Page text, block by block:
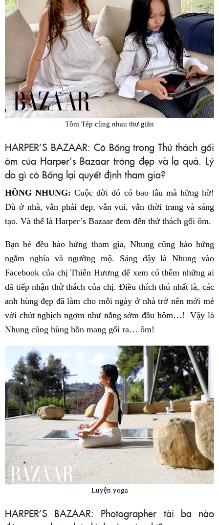
Tôm Tép cùng nhau thư giãn
HARPER’S BAZAAR: Cô Bống trong Thử thách gối
ôm của Harper’s Bazaar trông đẹp và lạ quá. Lý
do gì cô Bống lại quyết định tham gia?
HỒNG NHUNG:Cuộc đời đó có bao lâu mà hững hờ!
Dù ở nhà, vẫn phải đẹp, vẫn vui, vẫn thời trang và sáng
tạo. Và thế là Harper’s Bazaar đem đến thử thách gối ôm.
Bạn bè đều hào hứng tham gia, Nhung cũng hào hứng
ngắm nghía và ngưỡng mộ. Sáng dậy là Nhung vào
Facebook của chị Thiên Hương để xem có thêm những ai
đã tiếp nhận thử thách của chị. Điều thích thú nhất là, các
anh hùng đẹp đã làm cho mỗi ngày ở nhà trở nên mới mẻ
với chút nghịch ngợm như nắng sớm đầu hôm…! Vậy là
Nhung cũng hùng hồn mang gối ra… ôm!
Luyện yoga
HARPER’S BAZAAR: Photographer tài ba nào